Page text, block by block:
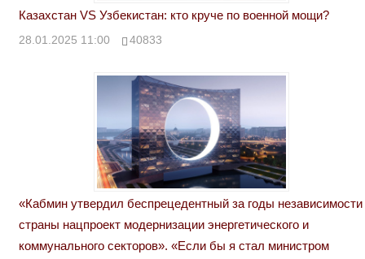
Казахстан VS Узбекистан: кто круче по военной мощи?
28.01.2025 11:00 40833
«Кабмин утвердил беспрецедентный за годы независимости
страны нацпроект модернизации энергетического и
коммунального секторов». «Если бы я стал министром